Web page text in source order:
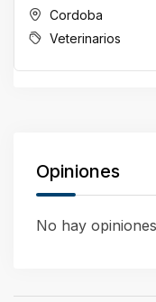
Cordoba
Veterinarios
Opiniones
No hay